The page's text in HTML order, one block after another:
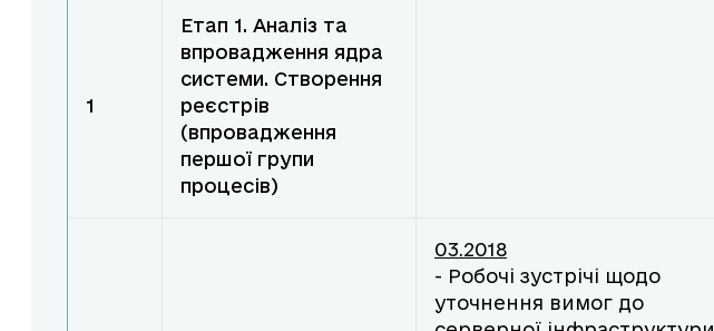
1
Етап 1. Аналіз та
впровадження ядра
системи. Створення
реєстрів
(впровадження
першої групи
процесів)
03.2018
- Робочі зустрічі щодо
уточнення вимог до